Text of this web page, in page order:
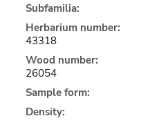
Subfamilia:
Herbarium number:
43318
Wood number:
26054
Sample form:
Density: